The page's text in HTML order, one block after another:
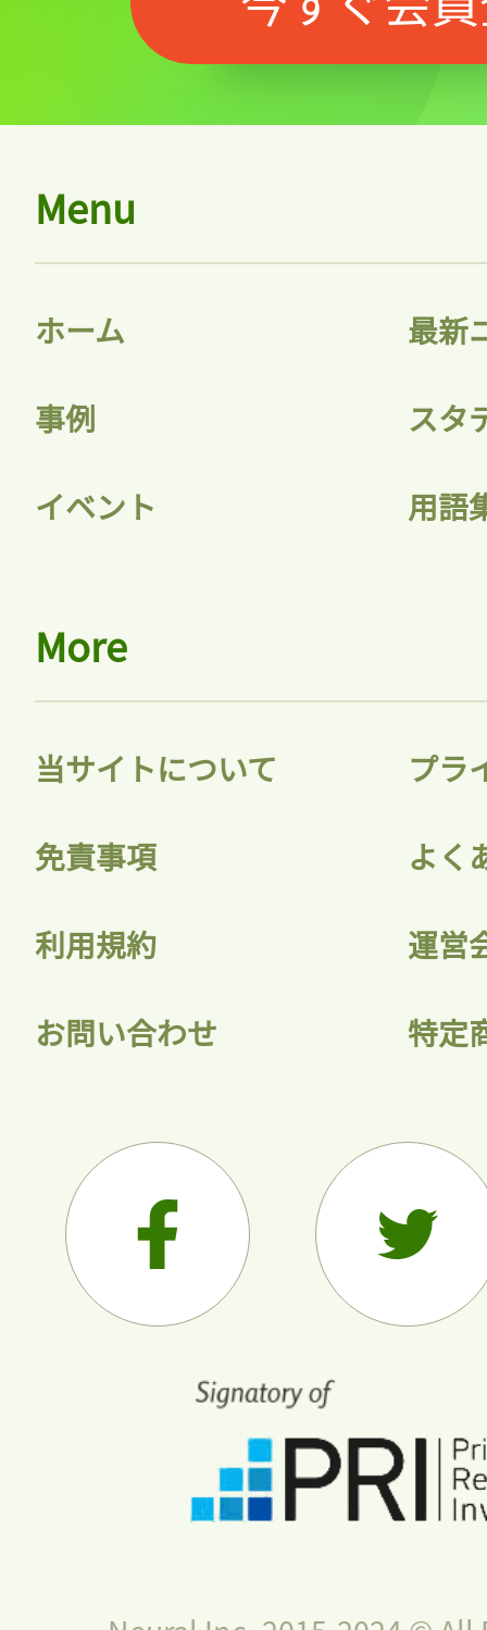
Menu
ホーム 最新
事例 スタ
イベント 用語
More
当サイトについて プラ
免責事項 よく
利用規約 運営
お問い合わせ 特定